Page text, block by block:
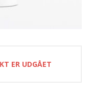
ER UDGÅET